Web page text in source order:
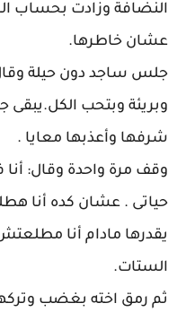
النضافة وزادت بحساب
عشان خاطرها.
جلس ساجد دون حيلة
وبريئة وبتحب الكل.يبقى
شرفها وأعذبها معايا .
وقف مرة واحدة وقال:
حياتى . عشان كده أنا
يقدرها مادام أنا
الستات.
ثم رمق اخته بغضب